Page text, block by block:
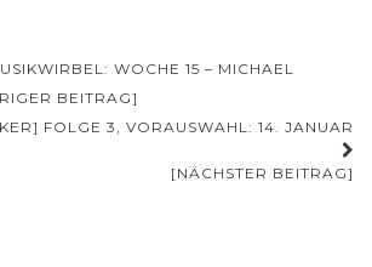
WOCHE 15 – MICHAEL
BEITRAG]
FOLGE 3, VORAUSWAHL: 14. JANUAR
[NÄCHSTER BEITRAG]